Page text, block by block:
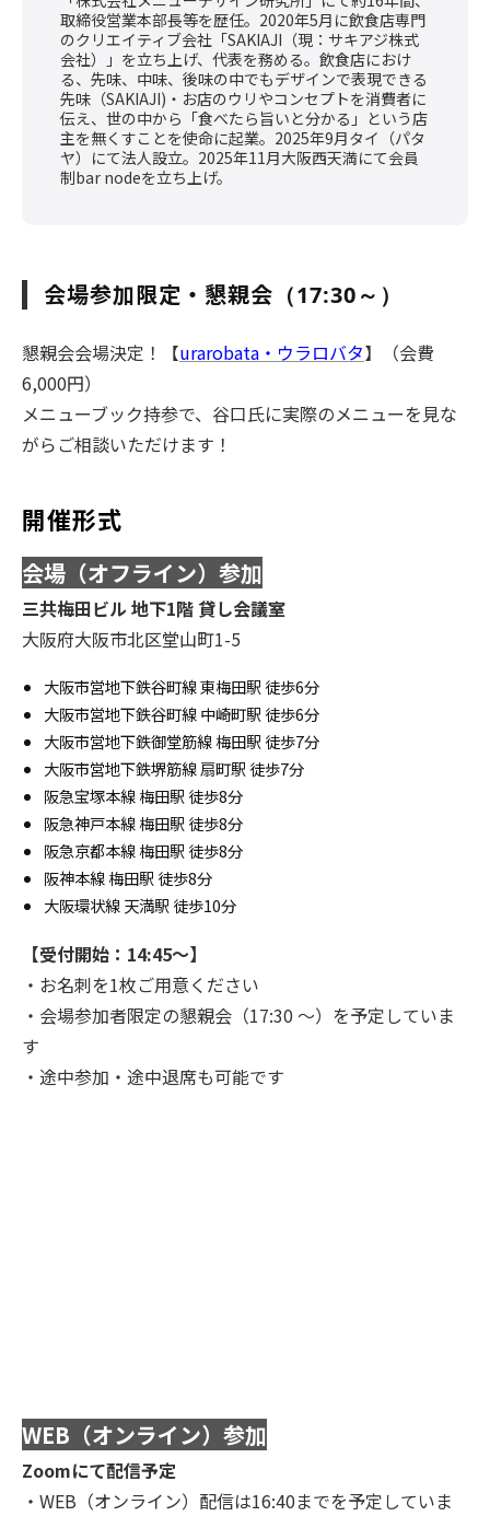
取締役営業本部長等を歴任。2020年5月に飲食店専門
のクリエイティブ会社「SAKIAJI（現：サキアジ株式
会社）」を立ち上げ、代表を務める。飲食店におけ
る、先味、中味、後味の中でもデザインで表現できる
先味（SAKIAJI)・お店のウリやコンセプトを消費者に
伝え、世の中から「食べたら旨いと分かる」という店
主を無くすことを使命に起業。2025年9月タイ（パタ
ヤ）にて法人設立。2025年11月大阪西天満にて会員
制bar nodeを立ち上げ。
会場参加限定・ 懇親会 （17:30～）
懇親会会場決定！【urarobata・ウラロバタ】（会費
6,000円）
メニューブック持参で、谷口氏に実際のメニューを見な
がらご相談いただけます！
開催形式
会場（オフライン）参加
三共梅田ビル 地下1階 貸し会議室
大阪府大阪市北区堂山町1-5
大阪市営地下鉄谷町線 東梅田駅 徒歩6分
大阪市営地下鉄谷町線 中崎町駅 徒歩6分
大阪市営地下鉄御堂筋線 梅田駅 徒歩7分
大阪市営地下鉄堺筋線 扇町駅 徒歩7分
阪急宝塚本線 梅田駅 徒歩8分
阪急神戸本線 梅田駅 徒歩8分
阪急京都本線 梅田駅 徒歩8分
阪神本線 梅田駅 徒歩8分
大阪環状線 天満駅 徒歩10分
【受付開始：14:45～】
・お名刺を1枚ご用意ください
・会場参加者限定の懇親会（17:30 ～）を予定していま
す
・途中参加・途中退席も可能です
WEB（オンライン）参加
Zoomにて配信予定
・WEB（オンライン）配信は16:40までを予定していま